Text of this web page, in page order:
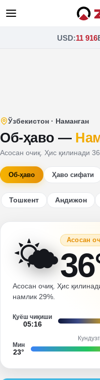
USD:11 916
Ўзбекистон · Наманган
Об-ҳаво —
Асосан очиқ. Ҳис қилинади
Об-ҳаво Ҳаво сифати
Тошкент Андижон
🌤️ Асосан
36
Асосан очиқ. Ҳис
намлик 29%.
Қуёш чиқиши
05:16
Мин
23°